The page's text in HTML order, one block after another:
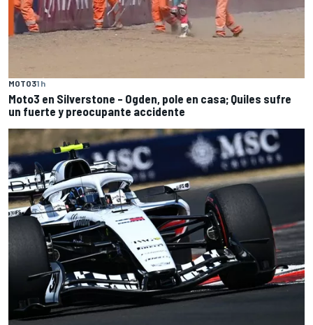
MOTO31 h
Moto3 en Silverstone – Ogden, pole en casa; Quiles sufre
un fuerte y preocupante accidente